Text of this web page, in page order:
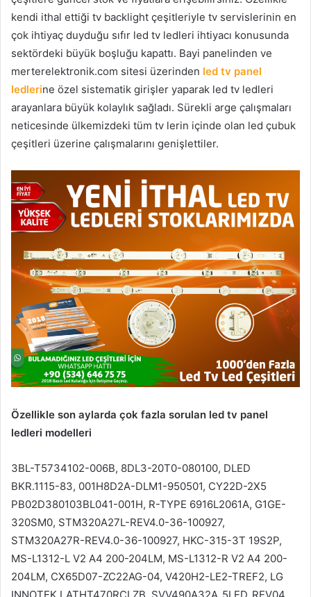
kendi ithal ettiği tv backlight çeşitleriyle tv servislerinin en
çok ihtiyaç duyduğu sıfır led tv ledleri ihtiyacı konusunda
sektördeki büyük boşluğu kapattı. Bayi panelinden ve
merterelektronik.com sitesi üzerinden led tv panel
ledlerine özel sistematik girişler yaparak led tv ledleri
arayanlara büyük kolaylık sağladı. Sürekli arge çalışmaları
neticesinde ülkemizdeki tüm tv lerin içinde olan led çubuk
çeşitleri üzerine çalışmalarını genişlettiler.
Özellikle son aylarda çok fazla sorulan led tv panel
ledleri modelleri
3BL-T5734102-006B, 8DL3-20T0-080100, DLED
BKR.1115-83, 001H8D2A-DLM1-950501, CY22D-2X5
PB02D380103BL041-001H, R-TYPE 6916L2061A, G1GE-
320SM0, STM320A27L-REV4.0-36-100927,
STM320A27R-REV4.0-36-100927, HKC-315-3T 19S2P,
MS-L1312-L V2 A4 200-204LM, MS-L1312-R V2 A4 200-
204LM, CX65D07-ZC22AG-04, V420H2-LE2-TREF2, LG
INNOTEK LATHT470RCLZB, SVV490A32A_5LED_REV04,